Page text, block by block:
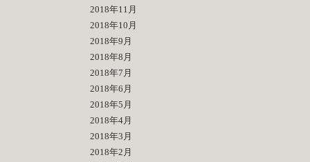
2018年11月
2018年10月
2018年9月
2018年8月
2018年7月
2018年6月
2018年5月
2018年4月
2018年3月
2018年2月